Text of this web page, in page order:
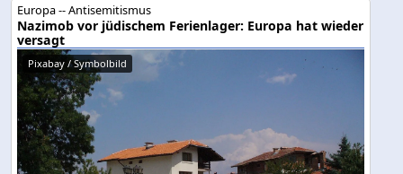
Europa -- Antisemitismus
Nazimob vor jüdischem Ferienlager: Europa hat wieder
versagt
Pixabay / Symbolbild